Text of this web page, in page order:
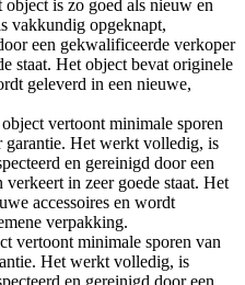
is zo goed als nieuw en
vakkundig opgeknapt,
een gekwalificeerde verkoper
staat. Het object bevat originele
geleverd in een nieuwe,
vertoont minimale sporen
garantie. Het werkt volledig, is
en gereinigd door een
in zeer goede staat. Het
accessoires en wordt
verpakking.
vertoont minimale sporen van
Het werkt volledig, is